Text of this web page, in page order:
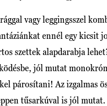
vagy leggingsszel
ennél egy kicsit
szettek alapdarabja
jól mutat
párosítani! Az izgalmas
tűsarkúval is jól mutat.